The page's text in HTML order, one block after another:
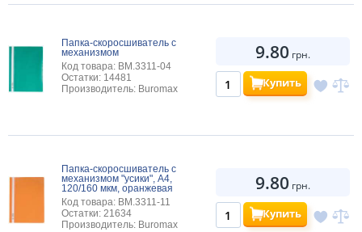
Папка-скоросшиватель с
механизмом
Код товара: BM.3311-04
Остатки: 14481
Производитель: Buromax
9.80 грн.
Купить
Папка-скоросшиватель с
механизмом "усики", А4,
120/160 мкм, оранжевая
Код товара: BM.3311-11
Остатки: 21634
Производитель: Buromax
9.80 грн.
Купить